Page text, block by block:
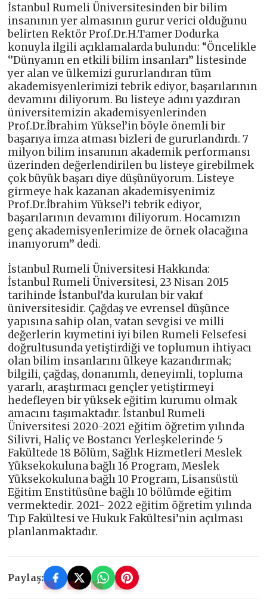
İstanbul Rumeli Üniversitesinden bir bilim
insanının yer almasının gurur verici olduğunu
belirten Rektör Prof.Dr.H.Tamer Dodurka
konuyla ilgili açıklamalarda bulundu: “Öncelikle
‘’Dünyanın en etkili bilim insanları’’ listesinde
yer alan ve ülkemizi gururlandıran tüm
akademisyenlerimizi tebrik ediyor, başarılarının
devamını diliyorum. Bu listeye adını yazdıran
üniversitemizin akademisyenlerinden
Prof.Dr.İbrahim Yüksel’in böyle önemli bir
başarıya imza atması bizleri de gururlandırdı. 7
milyon bilim insanının akademik performansı
üzerinden değerlendirilen bu listeye girebilmek
çok büyük başarı diye düşünüyorum. Listeye
girmeye hak kazanan akademisyenimiz
Prof.Dr.İbrahim Yüksel’i tebrik ediyor,
başarılarının devamını diliyorum. Hocamızın
genç akademisyenlerimize de örnek olacağına
inanıyorum’’ dedi.
İstanbul Rumeli Üniversitesi Hakkında:
İstanbul Rumeli Üniversitesi, 23 Nisan 2015
tarihinde İstanbul’da kurulan bir vakıf
üniversitesidir. Çağdaş ve evrensel düşünce
yapısına sahip olan, vatan sevgisi ve milli
değerlerin kıymetini iyi bilen Rumeli Felsefesi
doğrultusunda yetiştirdiği ve toplumun ihtiyacı
olan bilim insanlarını ülkeye kazandırmak;
bilgili, çağdaş, donanımlı, deneyimli, topluma
yararlı, araştırmacı gençler yetiştirmeyi
hedefleyen bir yüksek eğitim kurumu olmak
amacını taşımaktadır. İstanbul Rumeli
Üniversitesi 2020-2021 eğitim öğretim yılında
Silivri, Haliç ve Bostancı Yerleşkelerinde 5
Fakültede 18 Bölüm, Sağlık Hizmetleri Meslek
Yüksekokuluna bağlı 16 Program, Meslek
Yüksekokuluna bağlı 10 Program, Lisansüstü
Eğitim Enstitüsüne bağlı 10 bölümde eğitim
vermektedir. 2021- 2022 eğitim öğretim yılında
Tıp Fakültesi ve Hukuk Fakültesi’nin açılması
planlanmaktadır.
Paylaş: